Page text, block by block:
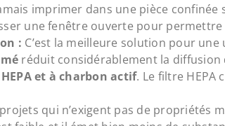
imprimer dans une pièce
une fenêtre ouverte pour permettre
: C’est la meilleure solution pour
réduit considérablement la diffusion
et à charbon actif. Le filtre
qui n’exigent pas de propriétés